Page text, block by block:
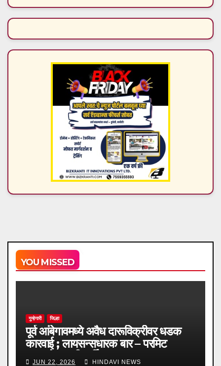
YOU MISSED
गुन्हेगारी जिल्हा
पूर्व आंबेगावमध्ये अवैध दारूविक्रीवर धडक
कारवाई ; लायसन्सधारक बार – परमिट
रूममध्ये वाढली गर्दी
JUN 22, 2026 HINDAVI NEWS